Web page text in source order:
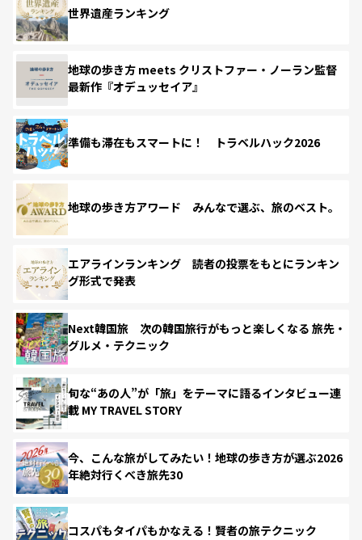
世界遺産ランキング
地球の歩き方 meets クリストファー・ノーラン監督
最新作『オデュッセイア』
準備も滞在もスマートに！ トラベルハック2026
地球の歩き方アワード みんなで選ぶ、旅のベスト。
エアラインランキング 読者の投票をもとにランキン
グ形式で発表
Next韓国旅 次の韓国旅行がもっと楽しくなる 旅先・
グルメ・テクニック
旬な“あの人”が「旅」をテーマに語るインタビュー連
載 MY TRAVEL STORY
今、こんな旅がしてみたい！地球の歩き方が選ぶ2026
年絶対行くべき旅先30
コスパもタイパもかなえる！賢者の旅テクニック